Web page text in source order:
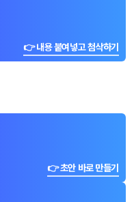
👉 내용 붙여넣고 첨삭하기
👉 초안 바로 만들기